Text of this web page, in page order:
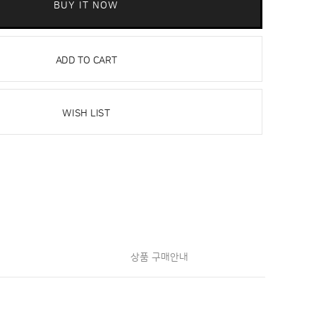
BUY IT NOW
ADD TO CART
WISH LIST
상품 구매안내